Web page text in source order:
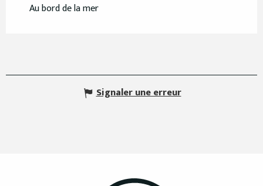
Au bord de la mer
Signaler une erreur